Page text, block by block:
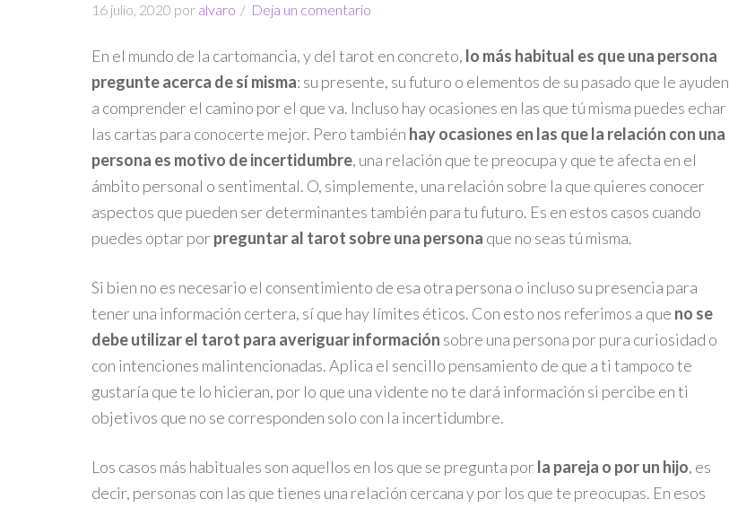
16 julio, 2020 por alvaro Deja un comentario
En el mundo de la cartomancia, y del tarot en concreto, lo más habitual es que una persona
pregunte acerca de sí misma: su presente, su futuro o elementos de su pasado que le ayuden
a comprender el camino por el que va. Incluso hay ocasiones en las que tú misma puedes echar
las cartas para conocerte mejor. Pero también hay ocasiones en las que la relación con una
persona es motivo de incertidumbre, una relación que te preocupa y que te afecta en el
ámbito personal o sentimental. O, simplemente, una relación sobre la que quieres conocer
aspectos que pueden ser determinantes también para tu futuro. Es en estos casos cuando
puedes optar porpreguntar al tarot sobre una persona que no seas tú misma.
Si bien no es necesario el consentimiento de esa otra persona o incluso su presencia para
tener una información certera, sí que hay límites éticos. Con esto nos referimos a que no se
debe utilizar el tarot para averiguar información sobre una persona por pura curiosidad o
con intenciones malintencionadas. Aplica el sencillo pensamiento de que a ti tampoco te
gustaría que te lo hicieran, por lo que una vidente no te dará información si percibe en ti
objetivos que no se corresponden solo con la incertidumbre.
Los casos más habituales son aquellos en los que se pregunta porla pareja o por un hijo, es
decir, personas con las que tienes una relación cercana y por los que te preocupas. En esos